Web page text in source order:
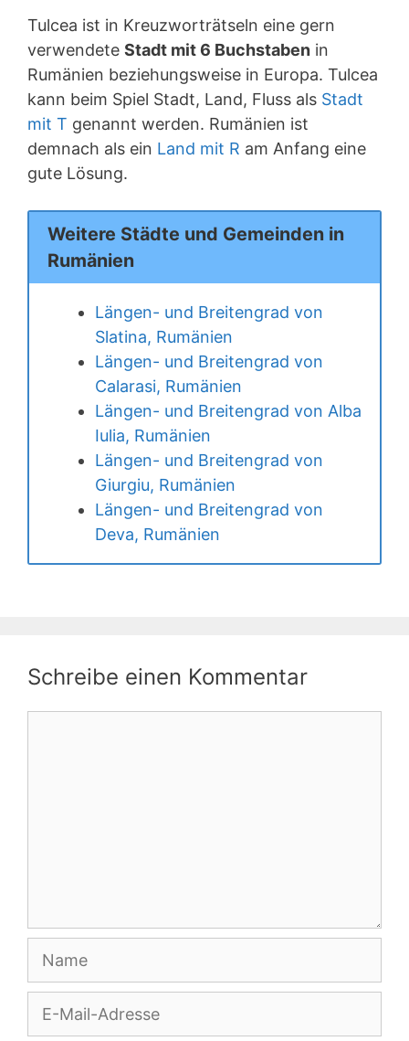
Tulcea ist in Kreuzworträtseln eine gern
verwendete Stadt mit 6 Buchstaben in
Rumänien beziehungsweise in Europa. Tulcea
kann beim Spiel Stadt, Land, Fluss als Stadt
mit T genannt werden. Rumänien ist
demnach als ein Land mit R am Anfang eine
gute Lösung.
Weitere Städte und Gemeinden in
Rumänien
Längen- und Breitengrad von
Slatina, Rumänien
Längen- und Breitengrad von
Calarasi, Rumänien
Längen- und Breitengrad von Alba
Iulia, Rumänien
Längen- und Breitengrad von
Giurgiu, Rumänien
Längen- und Breitengrad von
Deva, Rumänien
Schreibe einen Kommentar